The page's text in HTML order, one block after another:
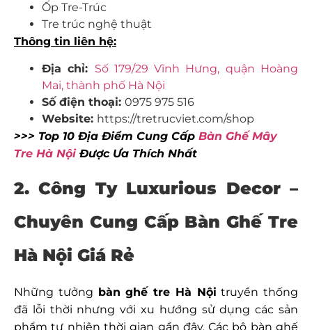
Ốp Tre-Trúc
Tre trúc nghệ thuật
Thông tin liên hệ:
Địa chỉ: Số 179/29 Vĩnh Hưng, quận Hoàng
Mai, thành phố Hà Nội
Số điện thoại: 0975 975 516
Website: https://tretrucviet.com/shop
>>> Top 10 Địa Điểm Cung Cấp Bàn Ghế Mây
Tre Hà NộiĐược Ưa Thích Nhất
2. Công Ty Luxurious Decor –
Chuyên Cung Cấp Bàn Ghế Tre
Hà Nội Giá Rẻ
Những tưởng bàn ghế tre Hà Nội truyền thống
đã lỗi thời nhưng với xu hướng sử dụng các sản
phẩm tự nhiên thời gian gần đây. Các bộ bàn ghế